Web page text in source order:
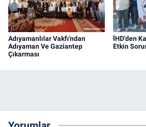
Adıyamanlılar Vakfı'ndan
Adıyaman Ve Gaziantep
Çıkarması
İHD'den
Etkin